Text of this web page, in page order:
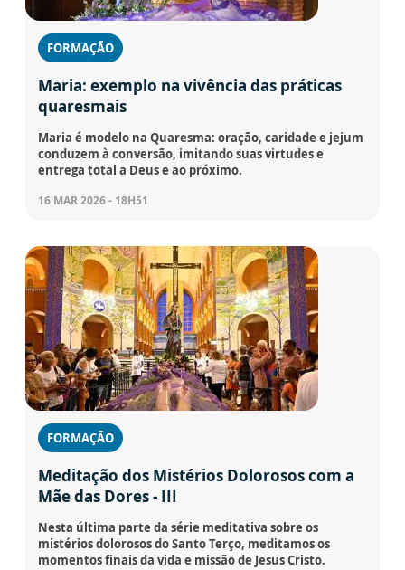
FORMAÇÃO
Maria: exemplo na vivência das práticas
quaresmais
Maria é modelo na Quaresma: oração, caridade e jejum
conduzem à conversão, imitando suas virtudes e
entrega total a Deus e ao próximo.
16 MAR 2026 - 18H51
FORMAÇÃO
Meditação dos Mistérios Dolorosos com a
Mãe das Dores - III
Nesta última parte da série meditativa sobre os
mistérios dolorosos do Santo Terço, meditamos os
momentos finais da vida e missão de Jesus Cristo.